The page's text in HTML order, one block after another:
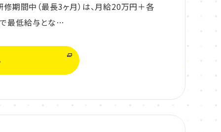
間中（最長3ヶ月）は、月給20万円＋各
で最低給与とな…